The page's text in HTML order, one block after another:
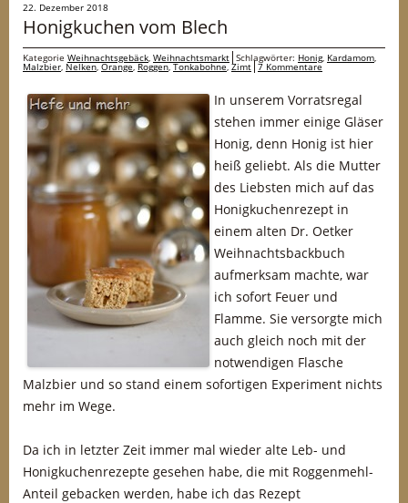
22. Dezember 2018
Honigkuchen vom Blech
Kategorie Weihnachtsgebäck, Weihnachtsmarkt Schlagwörter: Honig, Kardamom,
Malzbier, Nelken,Orange,Roggen,Tonkabohne,Zimt 7 Kommentare
In unserem Vorratsregal
stehen immer einige Gläser
Honig, denn Honig ist hier
heiß geliebt. Als die Mutter
des Liebsten mich auf das
Honigkuchenrezept in
einem alten Dr. Oetker
Weihnachtsbackbuch
aufmerksam machte, war
ich sofort Feuer und
Flamme. Sie versorgte mich
auch gleich noch mit der
notwendigen Flasche
Malzbier und so stand einem sofortigen Experiment nichts
mehr im Wege.
Da ich in letzter Zeit immer mal wieder alte Leb- und
Honigkuchenrezepte gesehen habe, die mit Roggenmehl-
Anteil gebacken werden, habe ich das Rezept